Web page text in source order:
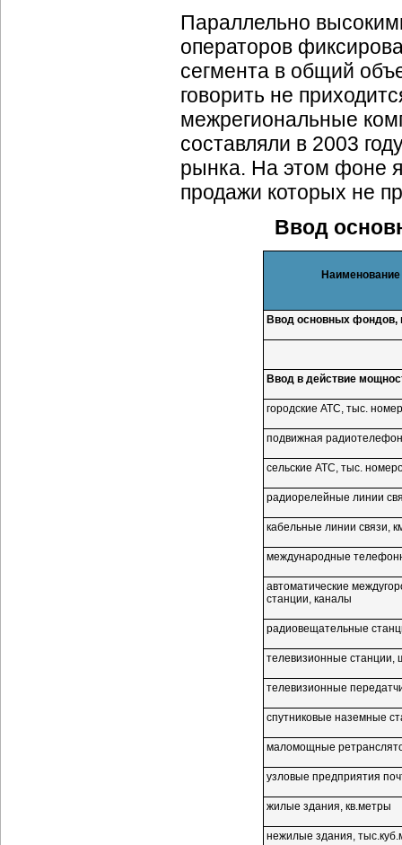
Параллельно
операторов
сегмента в общий
говорить не
межрегиональные
составляли в 2003
рынка. На этом фоне
продажи которых не
Ввод
Наименование
Ввод основных фондов,
Ввод в действие
городские АТС, тыс.
подвижная
сельские АТС, тыс.
радиорелейные линии
кабельные линии связи,
международные
автоматические
станции, каналы
радиовещательные
телевизионные станции,
телевизионные
спутниковые наземные
маломощные
узловые предприятия
жилые здания, кв.метры
нежилые здания,